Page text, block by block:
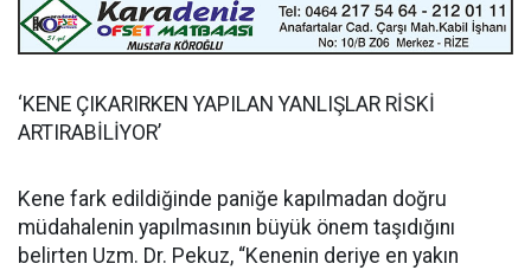
‘KENE ÇIKARIRKEN YAPILAN YANLIŞLAR RİSKİ
ARTIRABİLİYOR’
Kene fark edildiğinde paniğe kapılmadan doğru
müdahalenin yapılmasının büyük önem taşıdığını
belirten Uzm. Dr. Pekuz, “Kenenin deriye en yakın